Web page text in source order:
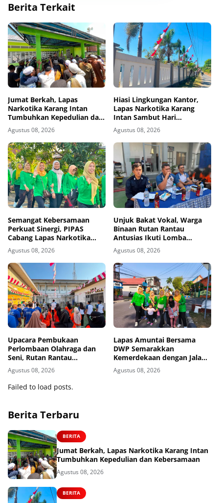
Berita Terkait
Jumat Berkah, Lapas
Narkotika Karang Intan
Tumbuhkan Kepedulian dan
Kebersamaan
Agustus 08, 2026
Hiasi Lingkungan Kantor,
Lapas Narkotika Karang
Intan Sambut Hari
Kemerdekaan Ke-81 RI
Agustus 08, 2026
Semangat Kebersamaan
Perkuat Sinergi, PIPAS
Cabang Lapas Narkotika
Kelas IIA Karang Intan Ikuti
Fun Walk HUT Ke-81 RI
Agustus 08, 2026
Unjuk Bakat Vokal, Warga
Binaan Rutan Rantau
Antusias Ikuti Lomba
Menyanyi Lagu Nasional dan
Bebas
Agustus 08, 2026
Upacara Pembukaan
Perlombaan Olahraga dan
Seni, Rutan Rantau
Semarakkan HUT ke-81
Kemerdekaan RI
Agustus 08, 2026
Lapas Amuntai Bersama
DWP Semarakkan
Kemerdekaan dengan Jalan
Santai dan Bakti Sosial
Agustus 08, 2026
Failed to load posts.
Berita Terbaru
BERITA
Jumat Berkah, Lapas Narkotika Karang Intan
Tumbuhkan Kepedulian dan Kebersamaan
Agustus 08, 2026
BERITA